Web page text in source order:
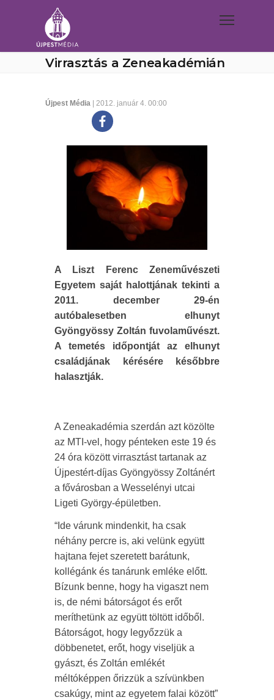
Virrasztás a Zeneakadémián
Újpest Média | 2012. január 4. 00:00
A Liszt Ferenc Zeneművészeti
Egyetem saját halottjának tekinti a
2011. december 29-én
autóbalesetben elhunyt
Gyöngyössy Zoltán fuvolaművészt.
A temetés időpontját az elhunyt
családjának kérésére későbbre
halasztják.
A Zeneakadémia szerdán azt közölte
az MTI-vel, hogy pénteken este 19 és
24 óra között virrasztást tartanak az
Újpestért-díjas Gyöngyössy Zoltánért
a fővárosban a Wesselényi utcai
Ligeti György-épületben.
“Ide várunk mindenkit, ha csak
néhány percre is, aki velünk együtt
hajtana fejet szeretett barátunk,
kollégánk és tanárunk emléke előtt.
Bízunk benne, hogy ha vigaszt nem
is, de némi bátorságot és erőt
meríthetünk az együtt töltött időből.
Bátorságot, hogy legyőzzük a
döbbenetet, erőt, hogy viseljük a
gyászt, és Zoltán emlékét
méltóképpen őrizzük a szívünkben
csakúgy, mint az egyetem falai között”